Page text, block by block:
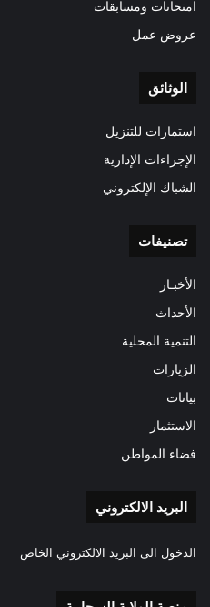
امتحانات ومسابقات
عروض عمل
الوثائق
استمارات للتنزيل
الإجراءات الإدارية
الشباك الإلكتروني
تصنيفات
الأخبـار
الأحداث
التنمية المحلية
الزيارات
بيانات
الاستثمار
فضاء المواطن
البريد الالكتروني
الدخول الى البريد الالكتروني الخاص